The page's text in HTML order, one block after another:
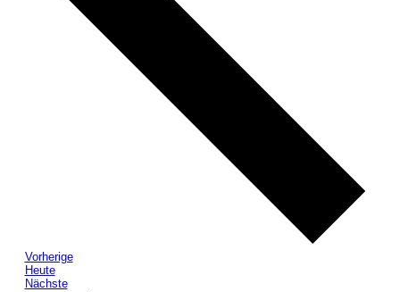
VorherigeVeranstaltungen
Heute
NächsteVeranstaltungen